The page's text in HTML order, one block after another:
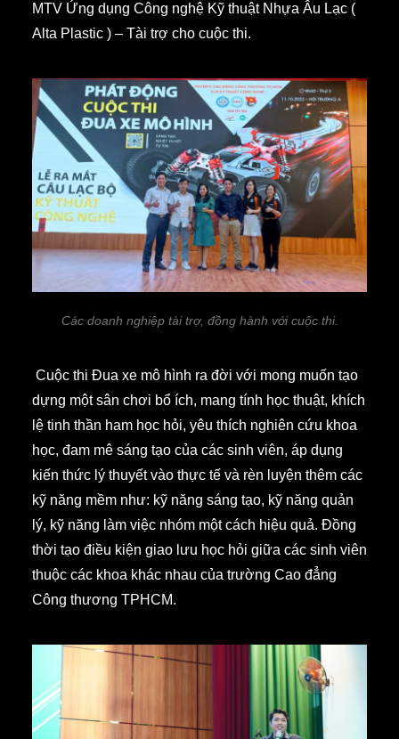
MTV Ứng dụng Công nghệ Kỹ thuật Nhựa Âu Lạc (
Alta Plastic ) – Tài trợ cho cuộc thi.
Các doanh nghiệp tài trợ, đồng hành với cuộc thi.
Cuộc thi Đua xe mô hình ra đời với mong muốn tạo
dựng một sân chơi bổ ích, mang tính học thuật, khích
lệ tinh thần ham học hỏi, yêu thích nghiên cứu khoa
học, đam mê sáng tạo của các sinh viên, áp dụng
kiến thức lý thuyết vào thực tế và rèn luyện thêm các
kỹ năng mềm như: kỹ năng sáng tạo, kỹ năng quản
lý, kỹ năng làm việc nhóm một cách hiệu quả. Đồng
thời tạo điều kiện giao lưu học hỏi giữa các sinh viên
thuộc các khoa khác nhau của trường Cao đẳng
Công thương TPHCM.